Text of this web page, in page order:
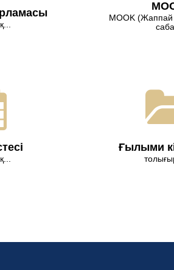
МООK (Жаппай
Ғылыми